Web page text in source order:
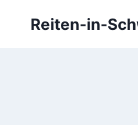
Reiten-in-